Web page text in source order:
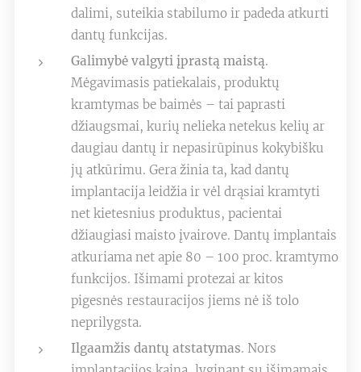
dalimi, suteikia stabilumo ir padeda atkurti
dantų funkcijas.
Galimybė valgyti įprastą maistą.
Mėgavimasis patiekalais, produktų
kramtymas be baimės – tai paprasti
džiaugsmai, kurių nelieka netekus kelių ar
daugiau dantų ir nepasirūpinus kokybišku
jų atkūrimu. Gera žinia ta, kad dantų
implantacija leidžia ir vėl drąsiai kramtyti
net kietesnius produktus, pacientai
džiaugiasi maisto įvairove. Dantų implantais
atkuriama net apie 80 – 100 proc. kramtymo
funkcijos. Išimami protezai ar kitos
pigesnės restauracijos jiems nė iš tolo
neprilygsta.
Ilgaamžis dantų atstatymas. Nors